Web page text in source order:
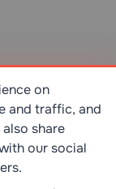
on
and traffic, and
share
our social